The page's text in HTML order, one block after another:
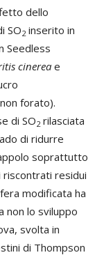
dello
SO2 inserito in
Seedless
cinerea e
forato).
di SO2 rilasciata
di ridurre
soprattutto
riscontrati residui
modificata ha
non lo sviluppo
svolta in
di Thompson